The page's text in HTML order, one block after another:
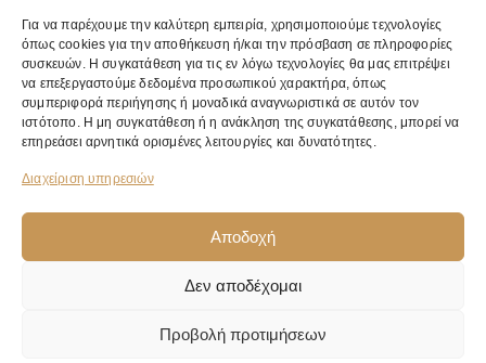
Για να παρέχουμε την καλύτερη εμπειρία, χρησιμοποιούμε τεχνολογίες
όπως cookies για την αποθήκευση ή/και την πρόσβαση σε πληροφορίες
συσκευών. Η συγκατάθεση για τις εν λόγω τεχνολογίες θα μας επιτρέψει
να επεξεργαστούμε δεδομένα προσωπικού χαρακτήρα, όπως
συμπεριφορά περιήγησης ή μοναδικά αναγνωριστικά σε αυτόν τον
ιστότοπο. Η μη συγκατάθεση ή η ανάκληση της συγκατάθεσης, μπορεί να
επηρεάσει αρνητικά ορισμένες λειτουργίες και δυνατότητες.
Διαχείριση υπηρεσιών
Αποδοχή
Δεν αποδέχομαι
Προβολή προτιμήσεων
ΩΝΟ:
642 9062
EMA
IL:
SALES@PANOI
KOS.GR
ΚΕΝΤΡΙΚ
Ο
ΚΑΤΑΣΤΗ
ΝΙΚ.
ΓΚΥΖΗ 24,